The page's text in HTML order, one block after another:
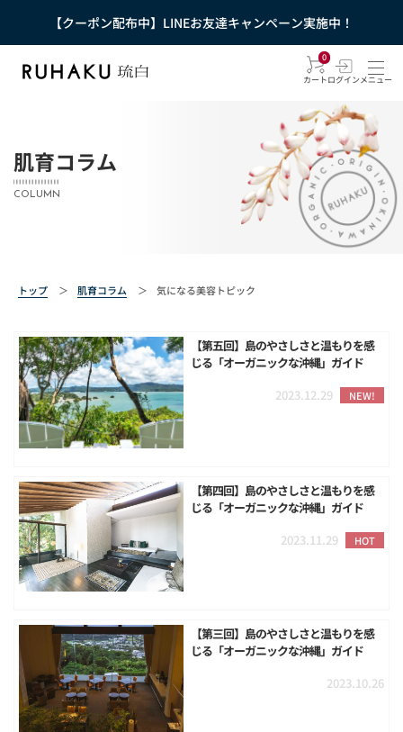
【クーポン配布中】LINEお友達キャンペーン実施中！
0
カートログインメニュー
肌育コラム
COLUMN
トップ ＞ 肌育コラム ＞ 気になる美容トピック
【第五回】島のやさしさと温もりを感
じる「オーガニックな沖縄」ガイド
2023.12.29
NEW!
【第四回】島のやさしさと温もりを感
じる「オーガニックな沖縄」ガイド
2023.11.29
HOT
【第三回】島のやさしさと温もりを感
じる「オーガニックな沖縄」ガイド
2023.10.26